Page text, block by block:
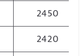
2450
2420